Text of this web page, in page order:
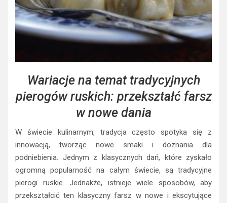
Wariacje na temat tradycyjnych
pierogów ruskich: przekształć farsz
w nowe dania
W świecie kulinarnym, tradycja często spotyka się z
innowacją, tworząc nowe smaki i doznania dla
podniebienia. Jednym z klasycznych dań, które zyskało
ogromną popularność na całym świecie, są tradycyjne
pierogi ruskie. Jednakże, istnieje wiele sposobów, aby
przekształcić ten klasyczny farsz w nowe i ekscytujące